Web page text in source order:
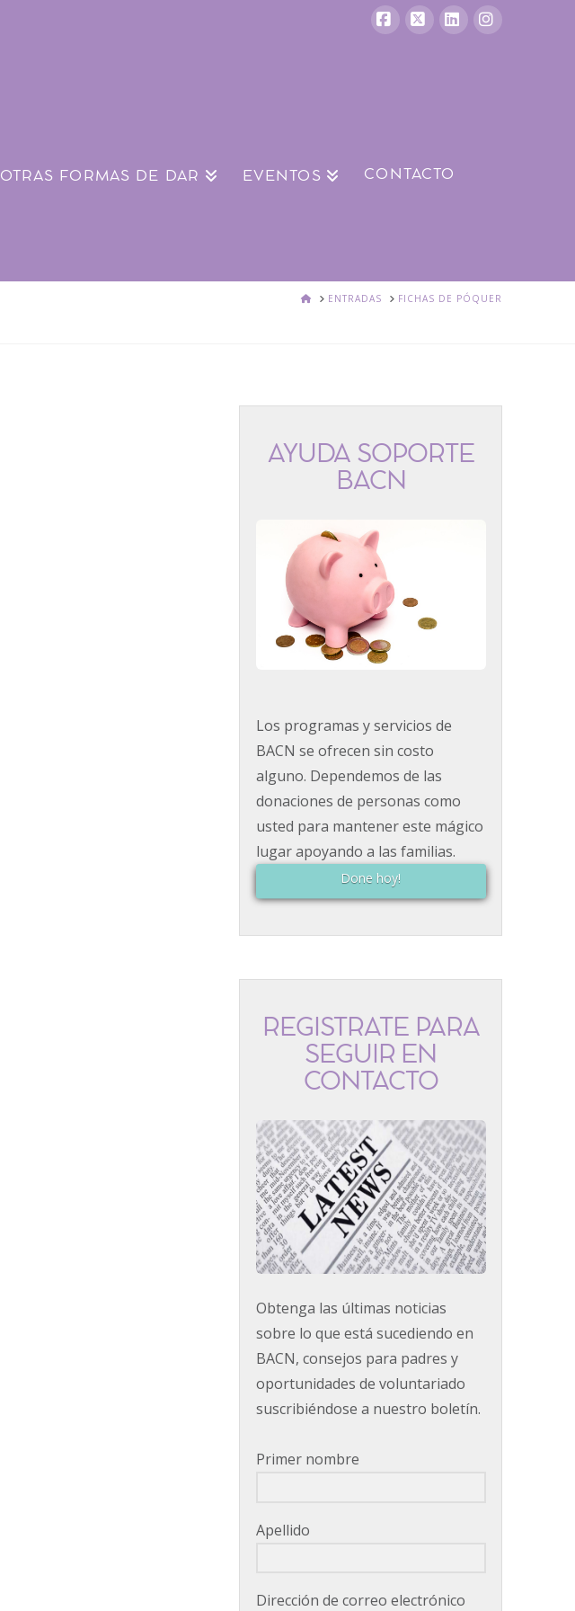
OTRAS FORMAS DE DAR EVENTOS CONTACTO
HOGARENTRADAS FICHAS DE PÓQUER
AYUDA SOPORTE
BACN
Los programas y servicios de
BACN se ofrecen sin costo
alguno. Dependemos de las
donaciones de personas como
usted para mantener este mágico
lugar apoyando a las familias.
Done hoy!
REGÍSTRATE PARA
SEGUIR EN
CONTACTO
Obtenga las últimas noticias
sobre lo que está sucediendo en
BACN, consejos para padres y
oportunidades de voluntariado
suscribiéndose a nuestro boletín.
Primer nombre
Apellido
Dirección de correo electrónico